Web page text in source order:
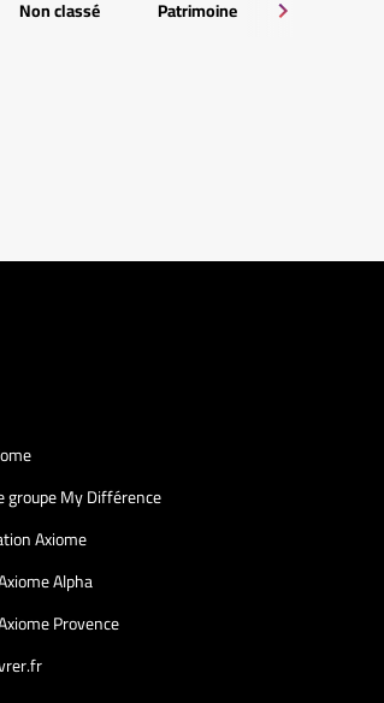
Non classé Patrimoine
groupe My Différence
Axiome
Alpha
Provence